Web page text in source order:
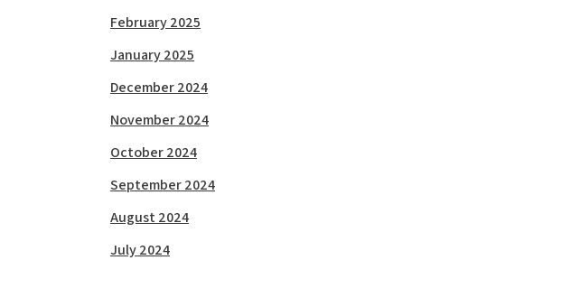
February 2025
January 2025
December 2024
November 2024
October 2024
September 2024
August 2024
July 2024